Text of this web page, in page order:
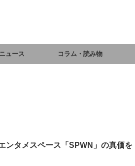
ュース コラム・読み物
ンタメスペース「SPWN」の真価を